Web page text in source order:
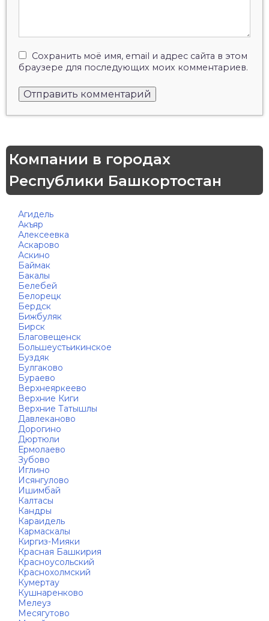
Сохранить моё имя, email и адрес сайта в этом
браузере для последующих моих комментариев.
Компании в городах
Республики Башкортостан
Агидель
Акъяр
Алексеевка
Аскарово
Аскино
Баймак
Бакалы
Белебей
Белорецк
Бердск
Бижбуляк
Бирск
Благовещенск
Большеустьикинское
Буздяк
Булгаково
Бураево
Верхнеяркеево
Верхние Киги
Верхние Татышлы
Давлеканово
Дорогино
Дюртюли
Ермолаево
Зубово
Иглино
Исянгулово
Ишимбай
Калтасы
Кандры
Караидель
Кармаскалы
Киргиз-Мияки
Красная Башкирия
Красноусольский
Краснохолмский
Кумертау
Кушнаренково
Мелеуз
Месягутово